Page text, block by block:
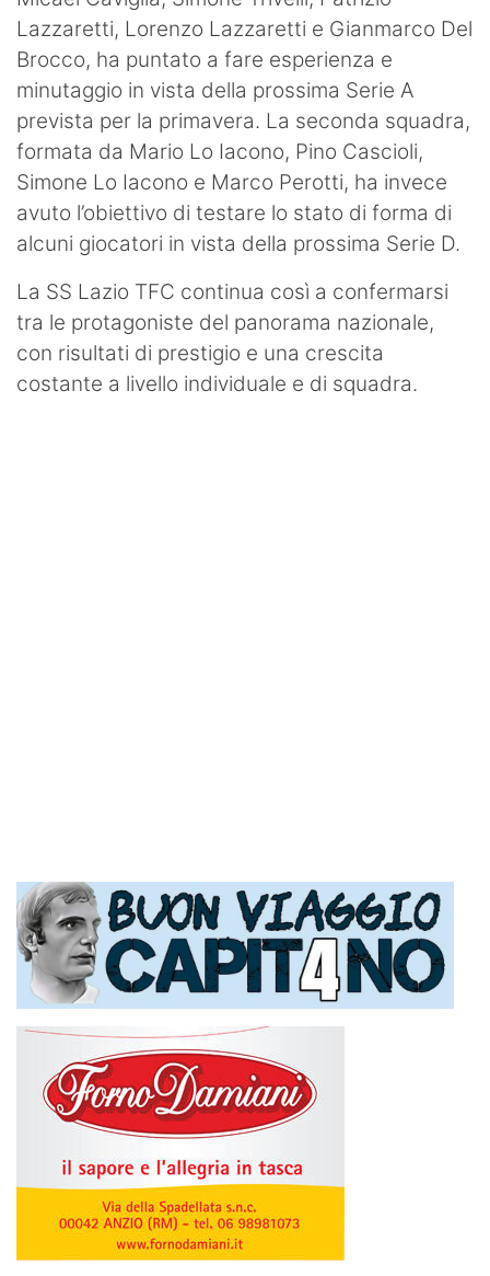
Lazzaretti, Lorenzo Lazzaretti e Gianmarco Del
Brocco, ha puntato a fare esperienza e
minutaggio in vista della prossima Serie A
prevista per la primavera. La seconda squadra,
formata da Mario Lo Iacono, Pino Cascioli,
Simone Lo Iacono e Marco Perotti, ha invece
avuto l’obiettivo di testare lo stato di forma di
alcuni giocatori in vista della prossima Serie D.
La SS Lazio TFC continua così a confermarsi
tra le protagoniste del panorama nazionale,
con risultati di prestigio e una crescita
costante a livello individuale e di squadra.